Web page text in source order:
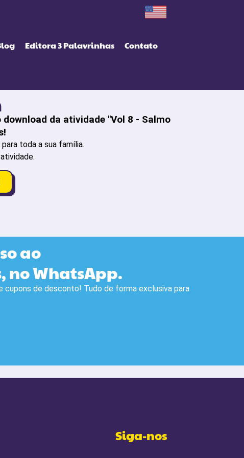
Editora 3 Palavrinhas Contato
da atividade "Vol 8 - Salmo
toda a sua família.
ao
no WhatsApp.
cupons de desconto! Tudo de forma exclusiva para
Siga-nos